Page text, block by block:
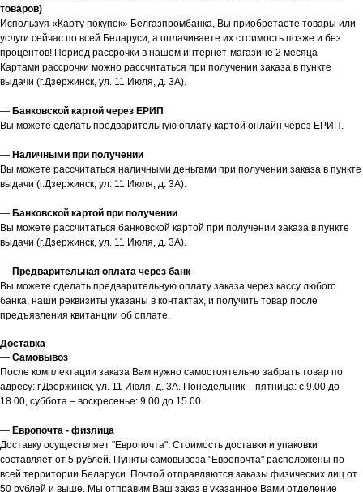
товаров)
Используя «Карту покупок» Белгазпромбанка, Вы приобретаете товары или
услуги сейчас по всей Беларуси, а оплачиваете их стоимость позже и без
процентов! Период рассрочки в нашем интернет-магазине 2 месяца
Картами рассрочки можно рассчитаться при получении заказа в пункте
выдачи (г.Дзержинск, ул. 11 Июля, д. 3А).
— Банковской картой через ЕРИП
Вы можете сделать предварительную оплату картой онлайн через ЕРИП.
— Наличными при получении
Вы можете рассчитаться наличными деньгами при получении заказа в пункте
выдачи (г.Дзержинск, ул. 11 Июля, д. 3А).
— Банковской картой при получении
Вы можете рассчитаться банковской картой при получении заказа в пункте
выдачи (г.Дзержинск, ул. 11 Июля, д. 3А).
— Предварительная оплата через банк
Вы можете сделать предварительную оплату заказа через кассу любого
банка, наши реквизиты указаны в контактах, и получить товар после
предъявления квитанции об оплате.
Доставка
— Самовывоз
После комплектации заказа Вам нужно самостоятельно забрать товар по
адресу: г.Дзержинск, ул. 11 Июля, д. 3А. Понедельник – пятница: с 9.00 до
18.00, суббота – воскресенье: 9.00 до 15.00.
— Европочта - физлица
Доставку осуществляет "Европочта". Стоимость доставки и упаковки
составляет от 5 рублей. Пункты самовывоза "Европочта" расположены по
всей территории Беларуси. Почтой отправляются заказы физических лиц от
50 рублей и выше. Мы отправим Ваш заказ в указанное Вами отделение